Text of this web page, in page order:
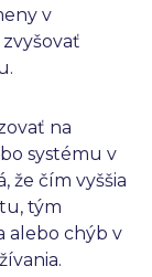
v
na
systému v
že čím vyššia
tým
alebo chýb v